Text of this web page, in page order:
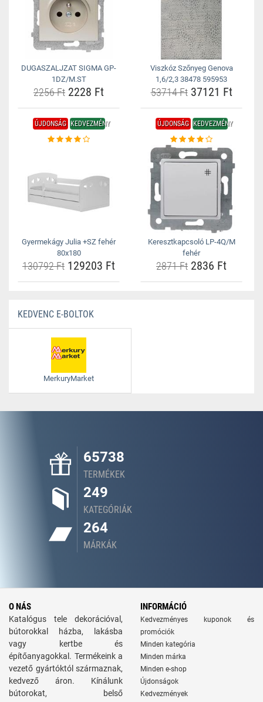
DUGASZALJZAT SIGMA GP-
1DZ/M.ST
2256 Ft 2228 Ft
Viszkóz Szőnyeg Genova
1,6/2,3 38478 595953
53714 Ft37121 Ft
ÚJDONSÁG KEDVEZMÉNY
Gyermekágy Julia +SZ fehér
80x180
130792 Ft 129203 Ft
ÚJDONSÁG KEDVEZMÉNY
Keresztkapcsoló LP-4Q/M
fehér
2871 Ft 2836 Ft
KEDVENC E-BOLTOK
MerkuryMarket
65738
TERMÉKEK
249
KATEGÓRIÁK
264
MÁRKÁK
O NÁS
Katalógus tele dekorációval,
bútorokkal házba, lakásba
vagy kertbe és
építőanyagokkal. Termékeink a
vezető gyártóktól származnak,
kedvező áron. Kínálunk
bútorokat, belső
INFORMÁCIÓ
Kedvezményes kuponok és
promóciók
Minden kategória
Minden márka
Minden e-shop
Újdonságok
Kedvezmények